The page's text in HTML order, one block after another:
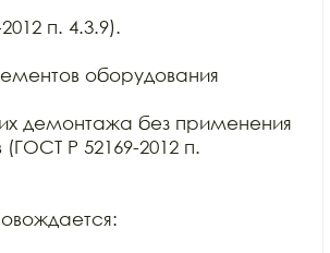
п. 4.3.9).
оборудования
демонтажа без применения
Р 52169-2012 п.